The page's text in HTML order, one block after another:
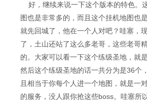
好，继续来说一下这个版本的特色。
图也是非常多的，而且这个挂机地图也
就先回城了，他在一个人对吧？哇塞，
了，土山还站了这么多老哥，这些老哥
的。大家可以看一下这个练级圣地，就
然后这个练级圣地的话一共分为是36个
且相当于你每个人进一个地图，就是一
的服务，没人跟你抢这些boss。哇塞所